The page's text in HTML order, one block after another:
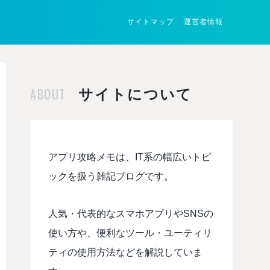
サイトマップ 運営者情報
ABOUT サイトについて
アプリ攻略メモは、IT系の幅広いトピ
ックを扱う雑記ブログです。
人気・代表的なスマホアプリやSNSの
使い方や、便利なツール・ユーティリ
ティの使用方法などを解説していま